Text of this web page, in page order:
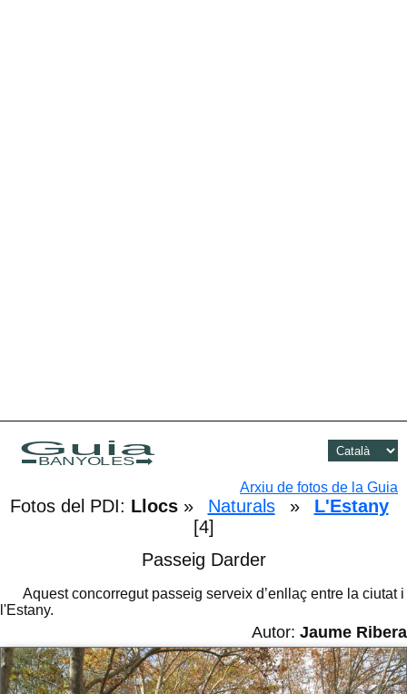
Guia
BANYOLES
Arxiu de fotos de la Guia
Fotos del PDI: Llocs» Naturals »
L'Estany
[4]
Passeig Darder
Aquest concorregut passeig serveix d’enllaç entre la ciutat i
l'Estany.
Autor: Jaume Ribera